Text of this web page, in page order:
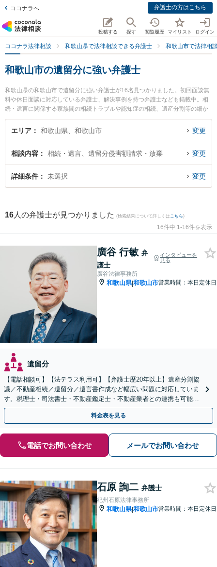
ココナラへ 弁護士の方はこちら
投稿する 探す 閲覧履歴 マイリスト ログイン
ココナラ法律相談 和歌山県で法律相談できる弁護士 和歌山市で法律相
和歌山市の遺留分に強い弁護士
和歌山県の和歌山市で遺留分に強い弁護士が16名見つかりました。初回面談無
料や休日面談に対応している弁護士、解決事例を持つ弁護士なども掲載中。相
続・遺言に関係する家族間の相続トラブルや認知症の相続、遺産分割等の細か
な分野での絞り込み検索もでき便利です。特に廣谷法律事務所の廣谷 行敏弁護
士や紀州石原法律事務所の石原 詢二弁護士、虎ノ門法律経済事務所 和歌山支店
に相談したい』『遺留分のトラブル解決の実績豊富な近くの弁護士を検索した
い』『初回相談無料で遺留分を法律相談できる和歌山市内の弁護士に相談予約
したい』などでお困りの相談者さんにおすすめです。
エリア 和歌山県、和歌山市 変更
相談内容 相続・遺言、遺留分侵害額請求・放棄 変更
詳細条件 未選択 変更
16 人の弁護士が見つかりました (検索結果について詳しくは こちら)
16件中 1-16件を表示
廣谷 行敏 弁
護士
インタビューを
見る
廣谷法律事務所
和歌山県|和歌山市営業時間：本日定休日
遺留分
【電話相談可】【法テラス利用可】【弁護士歴20年以上】遺産分割協
議／不動産相続／遺留分／遺言書作成など幅広い問題に対応していま
す。税理士・司法書士・不動産鑑定士・不動産業者との連携も可能。
生前対策をお考えの方はお早めにご相談ください
料金表を見る
電話でお問い合わせ メールでお問い合わせ
石原 詢二 弁護士
紀州石原法律事務所
和歌山県|和歌山市営業時間：本日定休日